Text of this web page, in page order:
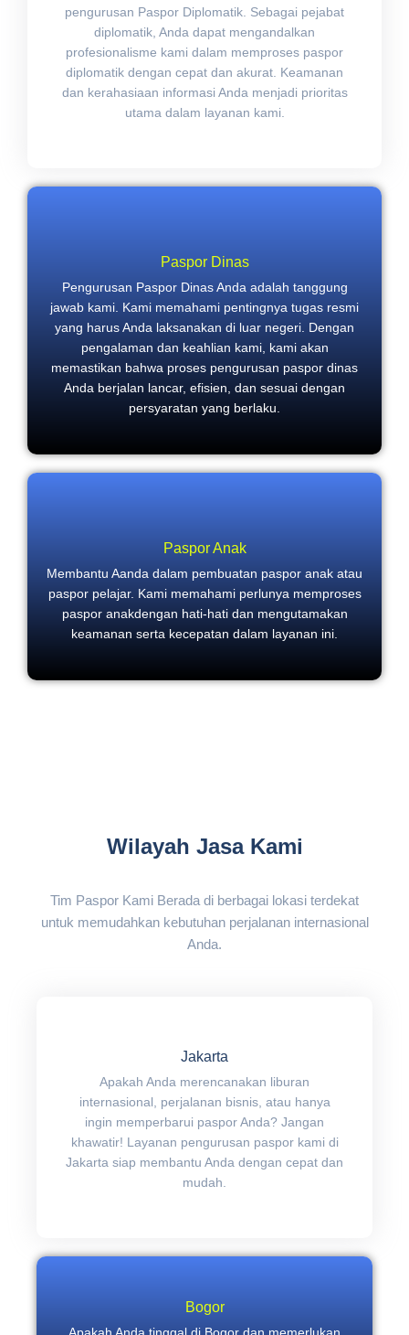
pengurusan Paspor Diplomatik. Sebagai pejabat
diplomatik, Anda dapat mengandalkan
profesionalisme kami dalam memproses paspor
diplomatik dengan cepat dan akurat. Keamanan
dan kerahasiaan informasi Anda menjadi prioritas
utama dalam layanan kami.
Paspor Dinas
Pengurusan Paspor Dinas Anda adalah tanggung
jawab kami. Kami memahami pentingnya tugas resmi
yang harus Anda laksanakan di luar negeri. Dengan
pengalaman dan keahlian kami, kami akan
memastikan bahwa proses pengurusan paspor dinas
Anda berjalan lancar, efisien, dan sesuai dengan
persyaratan yang berlaku.
Paspor Anak
Membantu Aanda dalam pembuatan paspor anak atau
paspor pelajar. Kami memahami perlunya memproses
paspor anakdengan hati-hati dan mengutamakan
keamanan serta kecepatan dalam layanan ini.
Wilayah Jasa Kami
Tim Paspor Kami Berada di berbagai lokasi terdekat
untuk memudahkan kebutuhan perjalanan internasional
Anda.
Jakarta
Apakah Anda merencanakan liburan
internasional, perjalanan bisnis, atau hanya
ingin memperbarui paspor Anda? Jangan
khawatir! Layanan pengurusan paspor kami di
Jakarta siap membantu Anda dengan cepat dan
mudah.
Bogor
Apakah Anda tinggal di Bogor dan memerlukan